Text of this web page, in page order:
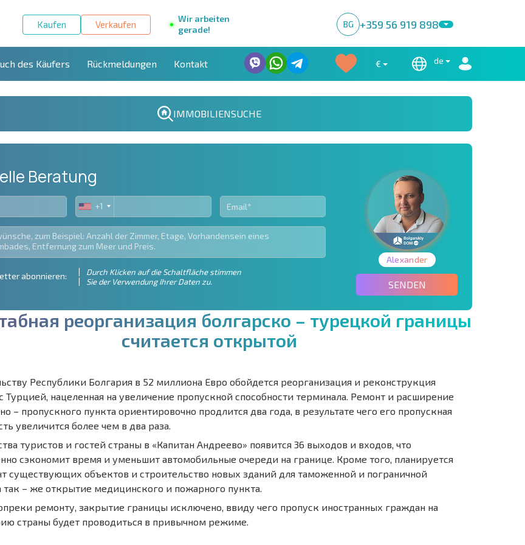
Kaufen Verkaufen
Wir arbeiten
gerade!
BG +359 56 919 898
des Käufers Rückmeldungen Kontakt € de
IMMOBILIENSUCHE
Beratung
United
+1
+1
abonnieren:
Durch Klicken auf die Schaltfläche stimmen
Sie der Verwendung Ihrer Daten zu.
Alexander
SENDEN
абная реорганизация болгарско – турецкой границы
считается открытой
Республики Болгария в 52 миллиона Евро обойдется реорганизация и реконструкция
Турцией, нацеленная на увеличение пропускной способности терминала. Ремонт и расширение
– пропускного пункта ориентировочно продлится два года, в результате чего его пропускная
увеличится более чем в два раза.
туристов и гостей страны в «Капитан Андреево» появится 36 выходов и входов, что
сэкономит время и уменьшит автомобильные очереди на границе. Кроме того, планируется
существующих объектов и строительство новых зданий для таможенной и пограничной
так – же открытие медицинского и пожарного пункта.
ремонту, закрытие границы исключено, ввиду чего пропуск иностранных граждан на
страны будет проводиться в привычном режиме.